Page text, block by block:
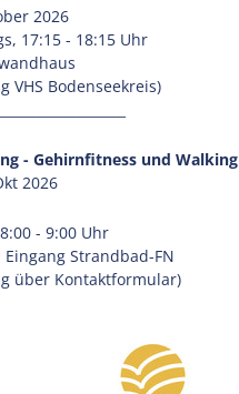
2026
17:15 - 18:15 Uhr
VHS Bodenseekreis)
- Gehirnfitness und Walking
2026
- 9:00 Uhr
Strandbad-FN
über Kontaktformular)